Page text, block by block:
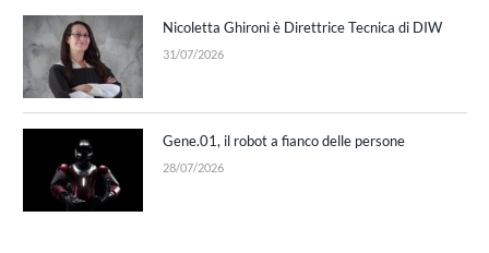
Nicoletta Ghironi è Direttrice Tecnica di DIW
31/07/2026
Gene.01, il robot a fianco delle persone
28/07/2026